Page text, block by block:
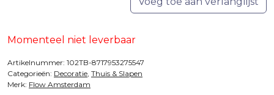
Momenteel niet leverbaar
Artikelnummer: 102TB-8717953275547
Categorieën: Decoratie, Thuis & Slapen
Merk: Flow Amsterdam